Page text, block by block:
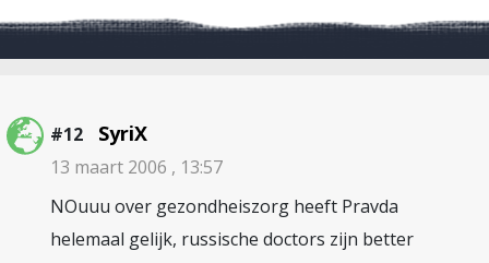
#12 SyriX
13 maart 2006 , 13:57
NOuuu over gezondheiszorg heeft Pravda
helemaal gelijk, russische doctors zijn better